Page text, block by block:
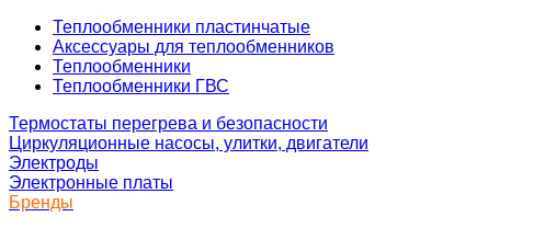
Теплообменники пластинчатые
Аксессуары для теплообменников
Теплообменники
Теплообменники ГВС
Термостаты перегрева и безопасности
Циркуляционные насосы, улитки, двигатели
Электроды
Электронные платы
Бренды